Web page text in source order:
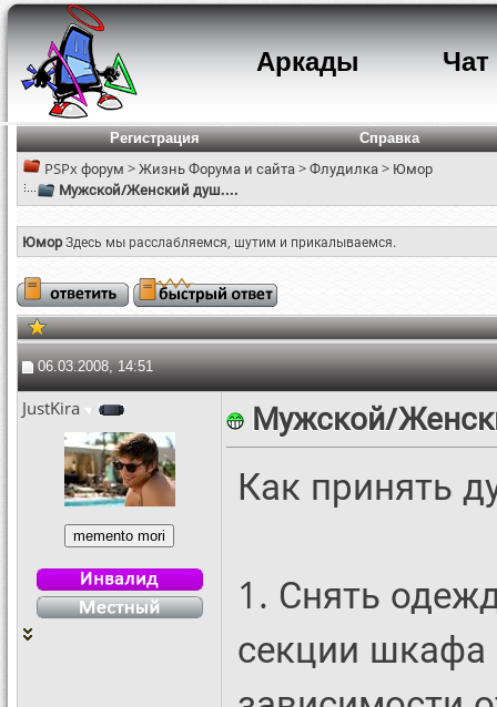
Аркады Чат
Регистрация Справка
PSPx форум >Жизнь Форума и сайта>Флудилка> Юмор
Мужской/Женский душ....
ЮморЗдесь мы расслабляемся, шутим и прикалываемся.
06.03.2008, 14:51
JustKira Мужской/
Как принять
1. Снять
секции